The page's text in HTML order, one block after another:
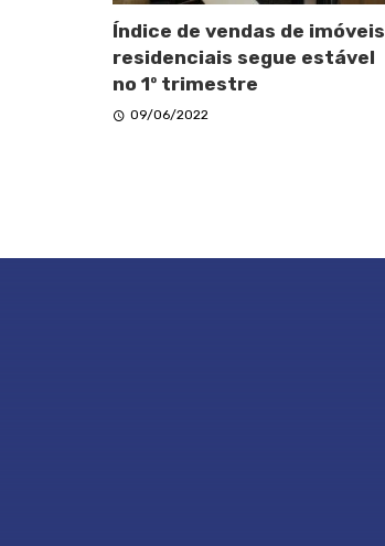
Índice de vendas de imóveis
residenciais segue estável
no 1º trimestre
09/06/2022